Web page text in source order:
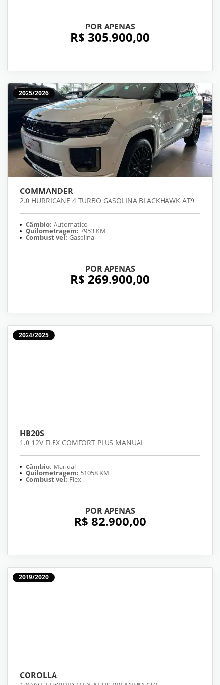
POR APENAS
R$ 305.900,00
2025/2026
COMMANDER
2.0 HURRICANE 4 TURBO GASOLINA BLACKHAWK AT9
Câmbio: Automatico
Quilometragem: 7953 KM
Combustível: Gasolina
POR APENAS
R$ 269.900,00
2024/2025
HB20S
1.0 12V FLEX COMFORT PLUS MANUAL
Câmbio: Manual
Quilometragem: 51058 KM
Combustível: Flex
POR APENAS
R$ 82.900,00
2019/2020
COROLLA